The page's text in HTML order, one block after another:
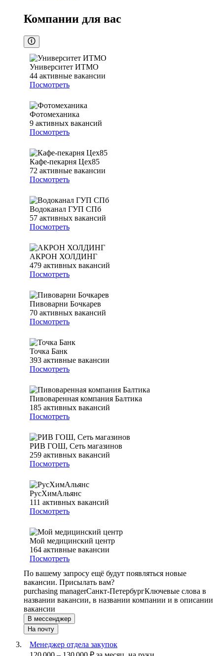
Компании для вас
Университет ИТМО
44 активные вакансии
Посмотреть
Фотомеханика
9 активных вакансий
Посмотреть
Кафе-пекарня Цех85
72 активные вакансии
Посмотреть
Водоканал ГУП СПб
57 активных вакансий
Посмотреть
АКРОН ХОЛДИНГ
479 активных вакансий
Посмотреть
Пивоварни Бочкарев
70 активных вакансий
Посмотреть
Точка Банк
393 активные вакансии
Посмотреть
Пивоваренная компания Балтика
185 активных вакансий
Посмотреть
РИВ ГОШ, Сеть магазинов
259 активных вакансий
Посмотреть
РусХимАльянс
111 активных вакансий
Посмотреть
Мой медицинский центр
164 активные вакансии
Посмотреть
По вашему запросу ещё будут появляться новые
вакансии. Присылать вам?
purchasing managerСанкт-ПетербургКлючевые слова в
названии вакансии, в названии компании и в описании
вакансии
В мессенджер
На почту
Менеджер отдела закупок